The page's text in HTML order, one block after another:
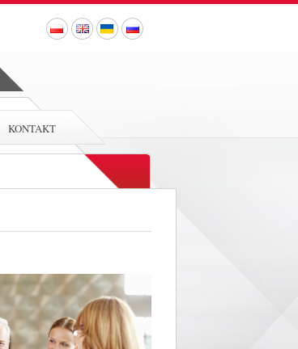
KONTAKT